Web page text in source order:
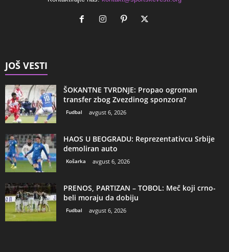
JOŠ VESTI
ŠOKANTNE TVRDNJE: Propao ogroman
transfer zbog Zvezdinog sponzora?
Fudbal avgust 6, 2026
HAOS U BEOGRADU: Reprezentativcu Srbije
demoliran auto
Košarka avgust 6, 2026
PRENOS, PARTIZAN – TOBOL: Meč koji crno-
beli moraju da dobiju
Fudbal avgust 6, 2026